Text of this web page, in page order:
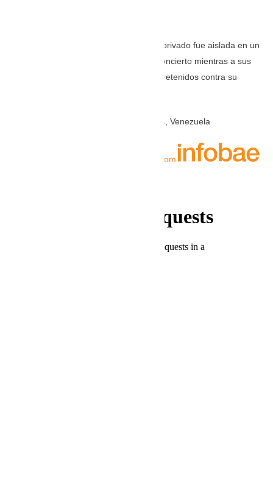
Una banda contratada para un evento privado fue aislada en un
hotel esperando indicaciones para el concierto mientras a sus
familiares les aseguraron que estaban retenidos contra su
desde Caracas, Venezuela
TOMADO DE: infobae.com